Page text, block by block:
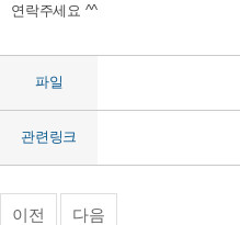
연락주세요 ^^
파일
관련링크
이전 다음